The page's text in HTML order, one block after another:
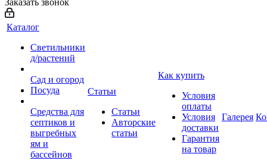
Заказать звонок
Каталог
Светильники
д/растений
Сад и огород
Посуда
Средства для
септиков и
выгребных
ям и
бассейнов
Статьи
Статьи
Авторские
статьи
Как купить
Условия
оплаты
Условия
доставки
Гарантия
на товар
Галерея